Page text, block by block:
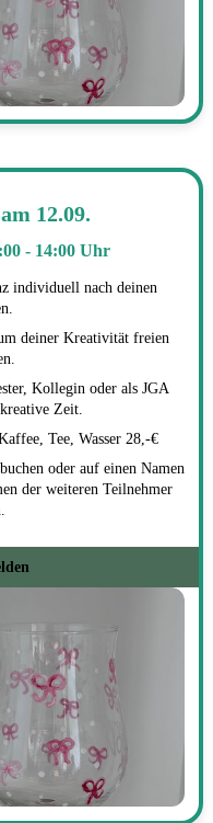
12.09.
- 14:00 Uhr
individuell nach deinen
deiner Kreativität freien
Kollegin oder als JGA
Zeit.
Tee, Wasser 28,-€
oder auf einen Namen
der weiteren Teilnehmer